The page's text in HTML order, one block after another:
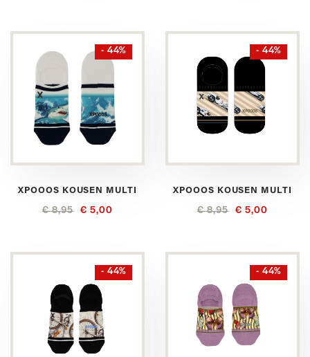
- 44%
XPOOOS KOUSEN MULTI
€ 8,95 € 5,00
- 44%
XPOOOS KOUSEN MULTI
€ 8,95 € 5,00
- 44% - 44%